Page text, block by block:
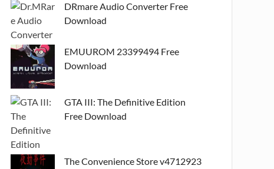
DRmare Audio Converter Free
Download
EMUUROM 23399494 Free
Download
GTA III: The Definitive Edition
Free Download
The Convenience Store v4712923